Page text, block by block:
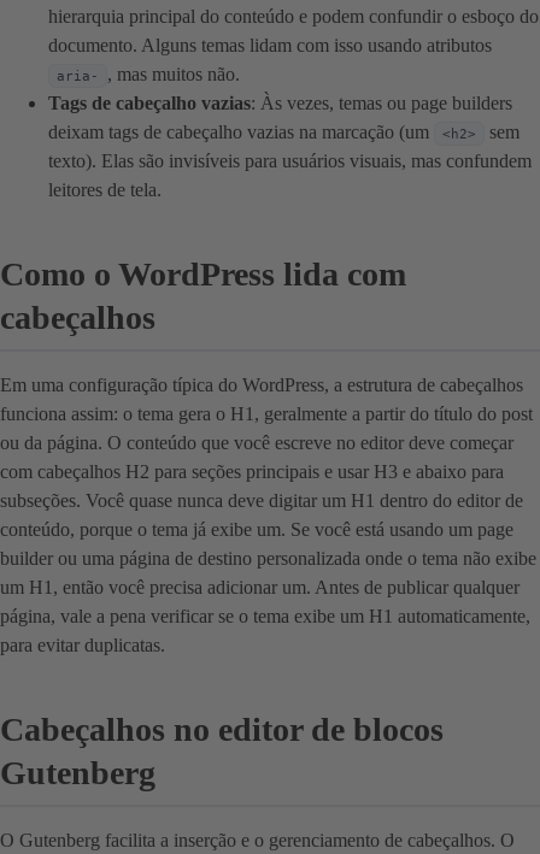
hierarquia principal do conteúdo e podem confundir o esboço do
documento. Alguns temas lidam com isso usando atributos
aria-
, mas muitos não.
Tags de cabeçalho vazias: Às vezes, temas ou page builders
deixam tags de cabeçalho vazias na marcação (um
<h2>
sem
texto). Elas são invisíveis para usuários visuais, mas confundem
leitores de tela.
Como o WordPress lida com
cabeçalhos
Em uma configuração típica do WordPress, a estrutura de cabeçalhos
funciona assim: o tema gera o H1, geralmente a partir do título do post
ou da página. O conteúdo que você escreve no editor deve começar
com cabeçalhos H2 para seções principais e usar H3 e abaixo para
subseções. Você quase nunca deve digitar um H1 dentro do editor de
conteúdo, porque o tema já exibe um. Se você está usando um page
builder ou uma página de destino personalizada onde o tema não exibe
um H1, então você precisa adicionar um. Antes de publicar qualquer
página, vale a pena verificar se o tema exibe um H1 automaticamente,
para evitar duplicatas.
Cabeçalhos no editor de blocos
Gutenberg
O Gutenberg facilita a inserção e o gerenciamento de cabeçalhos. O